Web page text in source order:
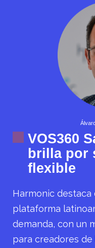
VOS360
brilla por
flexible
Harmonic destaca
plataforma
demanda, con un
para creadores